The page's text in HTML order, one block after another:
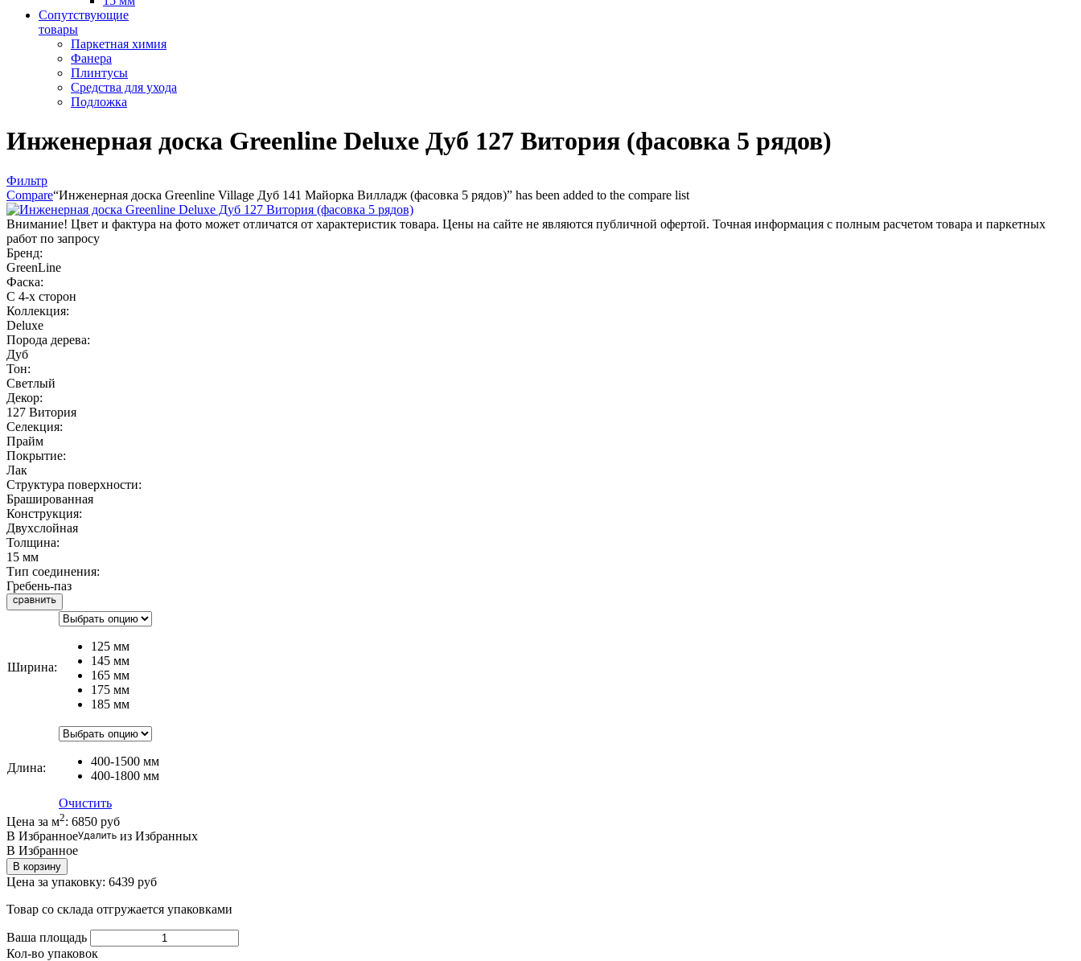
Сопутствующие
товары
Паркетная химия
Фанера
Плинтусы
Средства для ухода
Подложка
Инженерная доска Greenline Deluxe Дуб 127 Витория (фасовка 5 рядов)
Фильтр
Compare“Инженерная доска Greenline Village Дуб 141 Майорка Вилладж (фасовка 5 рядов)” has been added to the compare list
Внимание! Цвет и фактура на фото может отличатся от характеристик товара. Цены на сайте не являются публичной офертой. Точная информация с полным расчетом товара и паркетных
работ по запросу
Бренд:
GreenLine
Фаска:
С 4-х сторон
Коллекция:
Deluxe
Порода дерева:
Дуб
Тон:
Светлый
Декор:
127 Витория
Селекция:
Прайм
Покрытие:
Лак
Структура поверхности:
Брашированная
Конструкция:
Двухслойная
Толщина:
15 мм
Тип соединения:
Гребень-паз
Ширина:
125 мм
145 мм
165 мм
175 мм
185 мм
Длина:
400-1500 мм
400-1800 мм
Очистить
Цена за м2: 6850 руб
В Избранное
из Избранных
В Избранное
В корзину
Цена за упаковку: 6439 руб
Товар со склада отгружается упаковками
Ваша площадь
Кол-во упаковок